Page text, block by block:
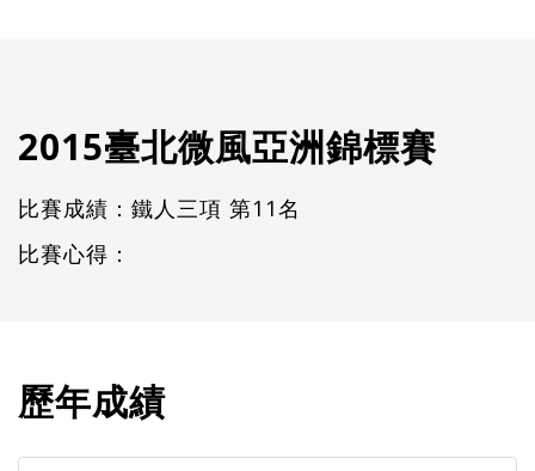
2015臺北微風亞洲錦標賽
比賽成績：鐵人三項 第11名
比賽心得：
歷年成績